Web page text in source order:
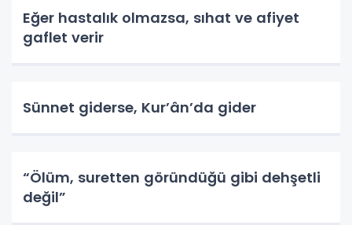
Eğer hastalık olmazsa, sıhat ve afiyet
gaflet verir
Sünnet giderse, Kur’ân’da gider
“Ölüm, suretten göründüğü gibi dehşetli
değil”